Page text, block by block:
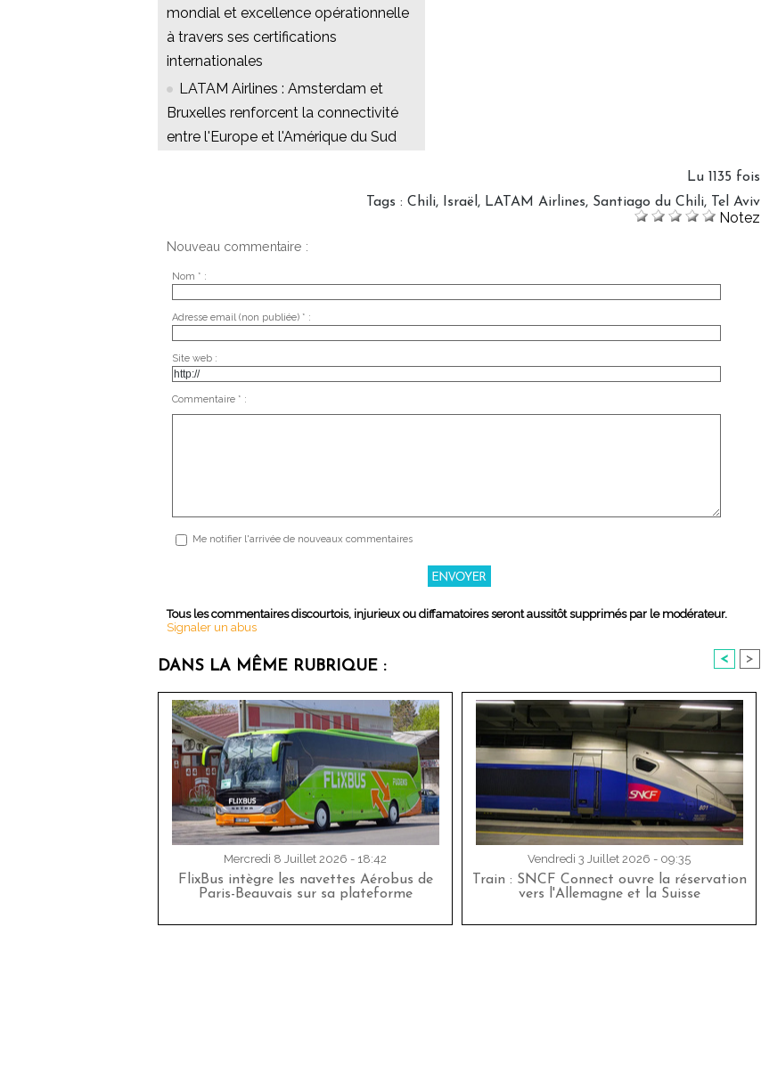
mondial et excellence opérationnelle
à travers ses certifications
internationales
LATAM Airlines : Amsterdam et
Bruxelles renforcent la connectivité
entre l'Europe et l'Amérique du Sud
Lu 1135 fois
Tags : Chili, Israël , LATAM Airlines, Santiago du Chili, Tel Aviv
Notez
Nouveau commentaire :
Nom * :
Adresse email (non publiée) * :
Site web :
Commentaire * :
Me notifier l'arrivée de nouveaux commentaires
Tous les commentaires discourtois, injurieux ou diffamatoires seront aussitôt supprimés par le modérateur.
Signaler un abus
DANS LA MÊME RUBRIQUE : < >
Mercredi 8 Juillet 2026 - 18:42
FlixBus intègre les navettes Aérobus de
Paris-Beauvais sur sa plateforme
Vendredi 3 Juillet 2026 - 09:35
Train : SNCF Connect ouvre la réservation
vers l'Allemagne et la Suisse